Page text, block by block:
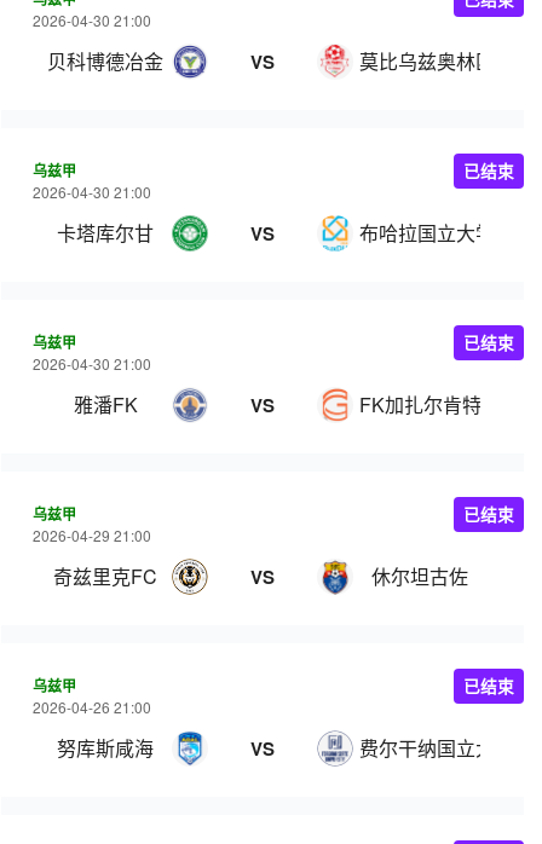
2026-04-30 21:00
贝科博德冶金 VS 莫比乌兹奥林匹克
乌兹甲
2026-04-30 21:00
卡塔库尔甘 VS 布哈拉国立大学
已结束
乌兹甲
2026-04-30 21:00
雅潘FK VS FK加扎尔肯特
已结束
乌兹甲
2026-04-29 21:00
奇兹里克FC VS 休尔坦古佐
已结束
乌兹甲
2026-04-26 21:00
努库斯咸海 VS 费尔干纳国立大学
已结束